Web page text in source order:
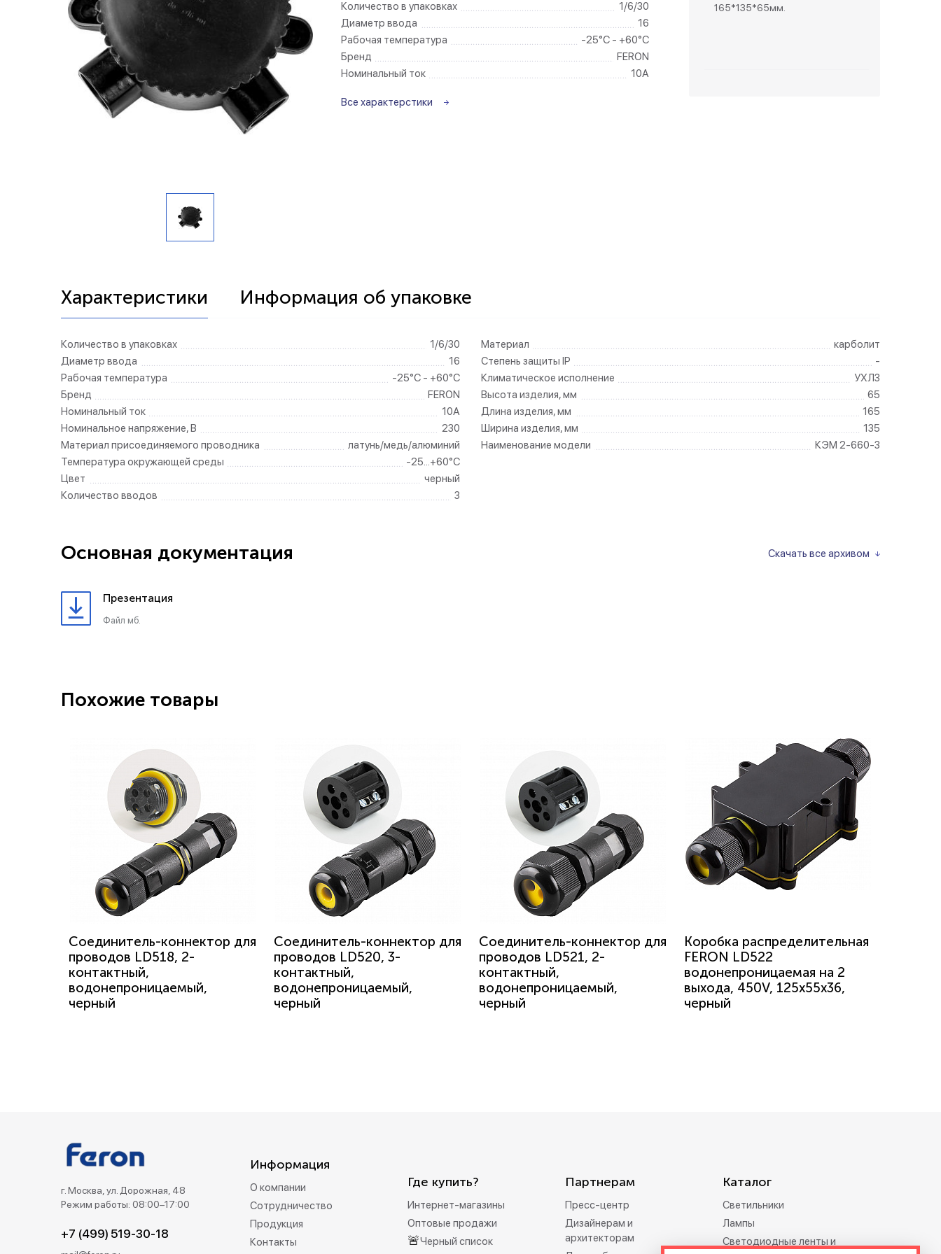
Беспроводные выключатели Беспроводные розетки
Контроллеры и реле 220в Розетки садово-парковые
Количество в упаковках
1/6/30
Диаметр ввода
16
Рабочая температура
-25°C - +60°C
Бренд
FERON
Номинальный ток
10А
Все характерстики
165*135*65мм.
Характеристики Информация об упаковке
Количество в упаковках
1/6/30
Диаметр ввода
16
Рабочая температура
-25°C - +60°C
Бренд
FERON
Номинальный ток
10А
Номинальное напряжение, В
230
Материал присоединяемого проводника
латунь/медь/алюминий
Температура окружающей среды
-25...+60°C
Цвет
черный
Количество вводов
3
Материал
карболит
Степень защиты IP
-
Климатическое исполнение
УХЛ3
Высота изделия, мм
65
Длина изделия, мм
165
Ширина изделия, мм
135
Наименование модели
КЭМ 2-660-3
Скачать все архивом
Основная документация
Презентация
Файл мб.
Похожие товары
Соединитель-коннектор для
проводов LD518, 2-
контактный,
водонепроницаемый,
черный
Соединитель-коннектор для
проводов LD520, 3-
контактный,
водонепроницаемый,
черный
Соединитель-коннектор для
проводов LD521, 2-
контактный,
водонепроницаемый,
черный
Коробка распределительная
FERON LD522
водонепроницаемая на 2
выхода, 450V, 125x55x36,
черный
г. Москва, ул. Дорожная, 48
Режим работы: 08:00–17:00
+7 (499) 519-30-18
Информация
О компании
Сотрудничество
Продукция
Контакты
Где купить?
Интернет-магазины
Оптовые продажи
🚨Черный список
Партнерам
Пресс-центр
Дизайнерам и
архитекторам
Каталог
Светильники
Лампы
Светодиодные ленты и